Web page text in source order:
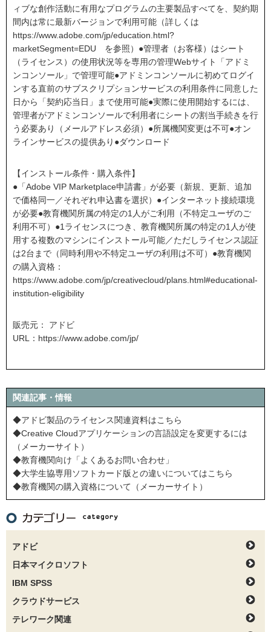
ィブな創作活動に有用なプログラムの主要製品すべてを、契約期
間内は常に最新バージョンで利用可能（詳しくは
https://www.adobe.com/jp/education.html?
marketSegment=EDU を参照）●管理者（お客様）はシート
（ライセンス）の使用状況等を専用の管理Webサイト「アドミ
ンコンソール」で管理可能●アドミンコンソールに初めてログイ
ンする直前のサブスクリプションサービスの利用条件に同意した
日から「契約応当日」まで使用可能●実際に使用開始するには、
管理者がアドミンコンソールで利用者にシートの割当手続きを行
う必要あり（メールアドレス必須）●所属機関変更は不可●オン
ラインサービスの提供あり●ダウンロード
【インストール条件・購入条件】
●「Adobe VIP Marketplace申請書」が必要（新規、更新、追加
で価格同一／それぞれ申込書を選択）●インターネット接続環境
が必要●教育機関所属の特定の1人がご利用（不特定ユーザのご
利用不可）●1ライセンスにつき、教育機関所属の特定の1人が使
用する複数のマシンにインストール可能／ただしライセンス認証
は2台まで（同時利用や不特定ユーザの利用は不可）●教育機関
の購入資格：
https://www.adobe.com/jp/creativecloud/plans.html#educational-
institution-eligibility
販売元： アドビ
URL： https://www.adobe.com/jp/
関連記事・情報
◆アドビ製品のライセンス関連資料はこちら
◆Creative Cloudアプリケーションの言語設定を変更するには
（メーカーサイト）
◆教育機関向け「よくあるお問い合わせ」
◆大学生協専用ソフトカード版との違いについてはこちら
◆教育機関の購入資格について（メーカーサイト）
アドビ
日本マイクロソフト
IBM SPSS
クラウドサービス
テレワーク関連